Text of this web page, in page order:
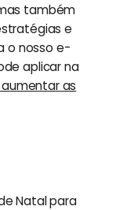
também
e
o nosso e-
aplicar na
as
Natal para